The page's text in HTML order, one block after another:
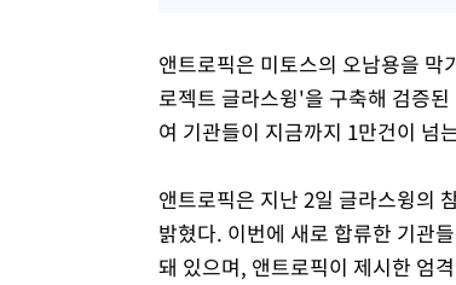
앤트로픽은 미토스의 오남용을
로젝트 글라스윙'을 구축해 검증
여 기관들이 지금까지 1만건이 넘
앤트로픽은 지난 2일 글라스윙의
밝혔다. 이번에 새로 합류한 기관
돼 있으며, 앤트로픽이 제시한 엄